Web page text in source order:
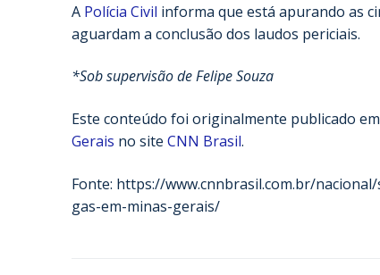
A Polícia Civil informa que está apurando as
aguardam a conclusão dos laudos periciais.
*Sob supervisão de Felipe Souza
Este conteúdo foi originalmente publicado em
Gerais no site CNN Brasil.
Fonte: https://www.cnnbrasil.com.br/
gas-em-minas-gerais/